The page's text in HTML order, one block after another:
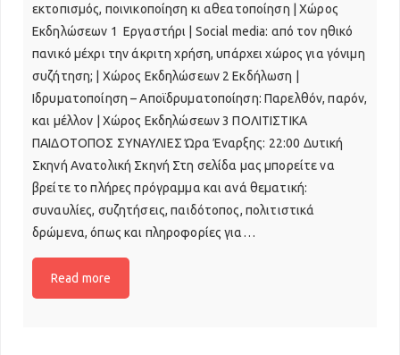
εκτοπισμός, ποινικοποίηση κι αθεατοποίηση | Χώρος
Εκδηλώσεων 1 Εργαστήρι | Social media: από τον ηθικό
πανικό μέχρι την άκριτη χρήση, υπάρχει χώρος για γόνιμη
συζήτηση; | Χώρος Εκδηλώσεων 2 Εκδήλωση |
Ιδρυματοποίηση – Αποϊδρυματοποίηση: Παρελθόν, παρόν,
και μέλλον | Χώρος Εκδηλώσεων 3 ΠΟΛΙΤΙΣΤΙΚΑ
ΠΑΙΔΟΤΟΠΟΣ ΣΥΝΑΥΛΙΕΣ Ώρα Έναρξης: 22:00 Δυτική
Σκηνή Ανατολική Σκηνή Στη σελίδα μας μπορείτε να
βρείτε το πλήρες πρόγραμμα και ανά θεματική:
συναυλίες, συζητήσεις, παιδότοπος, πολιτιστικά
δρώμενα, όπως και πληροφορίες για…
Read more